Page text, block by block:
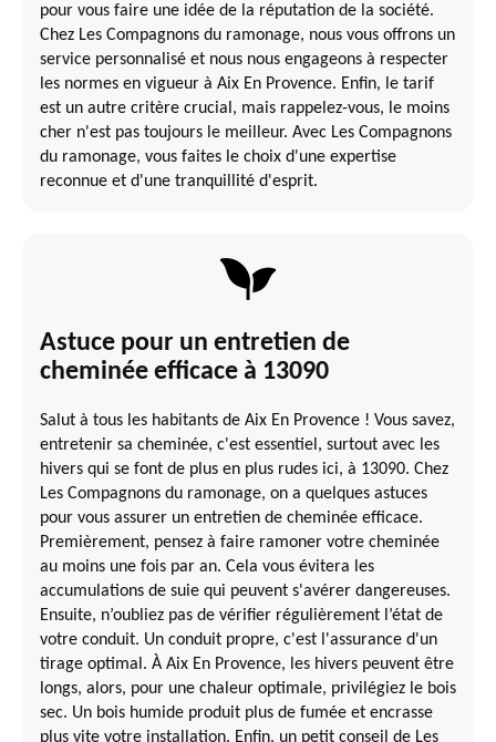
pour vous faire une idée de la réputation de la société.
Chez Les Compagnons du ramonage, nous vous offrons un
service personnalisé et nous nous engageons à respecter
les normes en vigueur à Aix En Provence. Enfin, le tarif
est un autre critère crucial, mais rappelez-vous, le moins
cher n'est pas toujours le meilleur. Avec Les Compagnons
du ramonage, vous faites le choix d'une expertise
reconnue et d'une tranquillité d'esprit.
Astuce pour un entretien de
cheminée efficace à 13090
Salut à tous les habitants de Aix En Provence ! Vous savez,
entretenir sa cheminée, c'est essentiel, surtout avec les
hivers qui se font de plus en plus rudes ici, à 13090. Chez
Les Compagnons du ramonage, on a quelques astuces
pour vous assurer un entretien de cheminée efficace.
Premièrement, pensez à faire ramoner votre cheminée
au moins une fois par an. Cela vous évitera les
accumulations de suie qui peuvent s'avérer dangereuses.
Ensuite, n’oubliez pas de vérifier régulièrement l’état de
votre conduit. Un conduit propre, c'est l'assurance d'un
tirage optimal. À Aix En Provence, les hivers peuvent être
longs, alors, pour une chaleur optimale, privilégiez le bois
sec. Un bois humide produit plus de fumée et encrasse
plus vite votre installation. Enfin, un petit conseil de Les